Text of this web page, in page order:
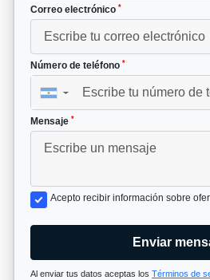
Correo electrónico *
Número de teléfono *
▼
Mensaje *
Acepto recibir información sobre
Enviar
Al enviar tus datos aceptas los Términos de